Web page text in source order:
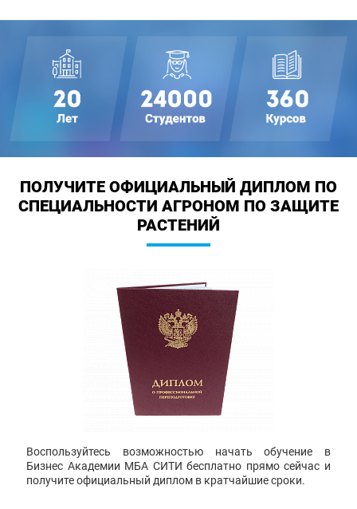
ПОЛУЧИТЕ ОФИЦИАЛЬНЫЙ ДИПЛОМ ПО
СПЕЦИАЛЬНОСТИ АГРОНОМ ПО ЗАЩИТЕ
РАСТЕНИЙ
Воспользуйтесь возможностью начать обучение в
Бизнес Академии МБА СИТИ бесплатно прямо сейчас и
получите официальный диплом в кратчайшие сроки.